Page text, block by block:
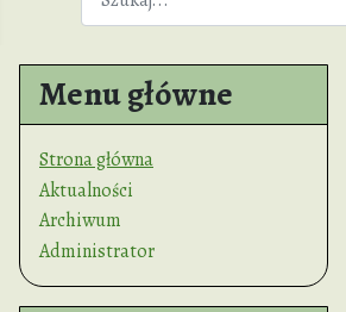
Menu główne
Strona główna
Aktualności
Archiwum
Administrator